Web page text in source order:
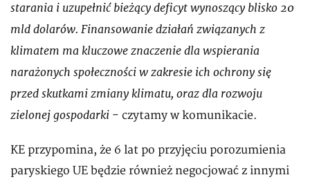
starania i uzupełnić bieżący deficyt wynoszący blisko 20
mld dolarów. Finansowanie działań związanych z
klimatem ma kluczowe znaczenie dla wspierania
narażonych społeczności w zakresie ich ochrony się
przed skutkami zmiany klimatu, oraz dla rozwoju
zielonej gospodarki - czytamy w komunikacie.
KE przypomina, że 6 lat po przyjęciu porozumienia
paryskiego UE będzie również negocjować z innymi